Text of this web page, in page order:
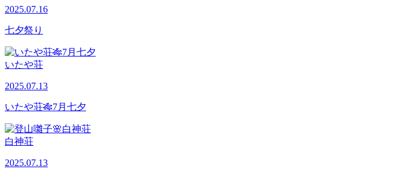
2025.07.16
七夕祭り
いたや荘
2025.07.13
いたや荘🎋7月七夕
白神荘
2025.07.13